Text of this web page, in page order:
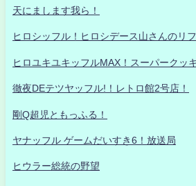
天にまします我ら！
ヒロシッフル！ヒロシデース山さんのリ
ヒロユキユキッフルMAX！スーパークッ
徹夜DEテツヤッフル!！レトロ館2号店！
剛Q超児ともっふる！
ヤナッフル ゲームだいすき6！放送局
ヒウラー総統の野望